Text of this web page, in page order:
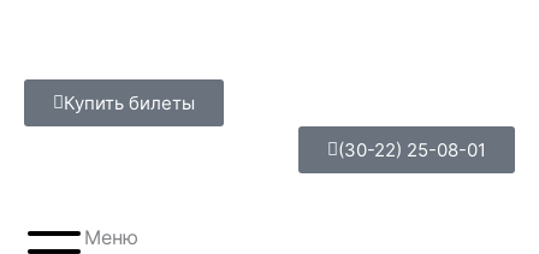
содержимому
Купить билеты
(30-22) 25-08-01
Меню